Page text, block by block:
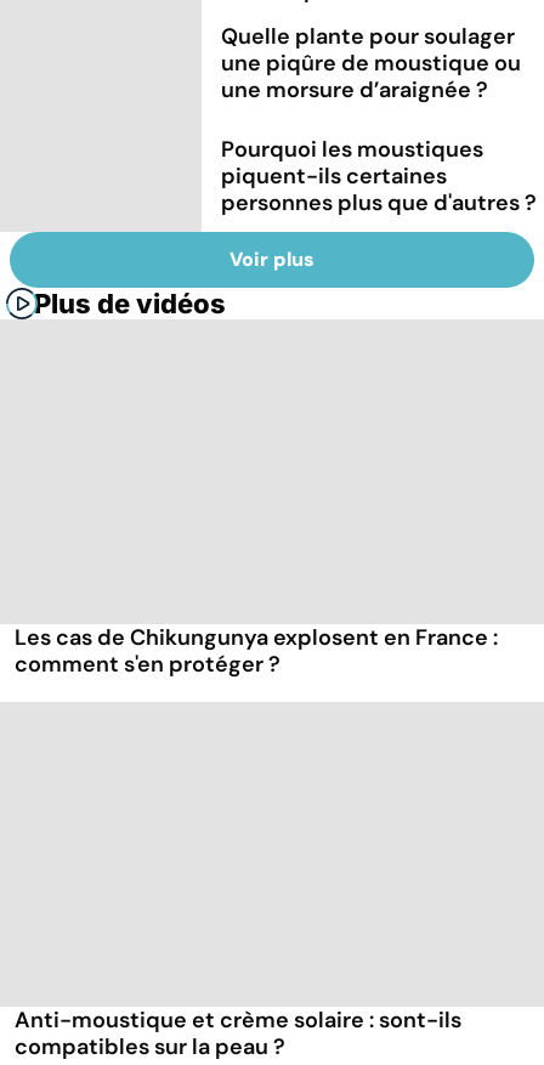
Quelle plante pour soulager
une piqûre de moustique ou
une morsure d’araignée ?
Pourquoi les moustiques
piquent-ils certaines
personnes plus que d'autres ?
Voir plus
Plus de vidéos
Les cas de Chikungunya explosent en France :
comment s'en protéger ?
Anti-moustique et crème solaire : sont-ils
compatibles sur la peau ?